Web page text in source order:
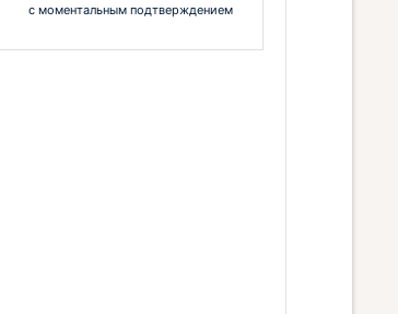
с моментальным подтверждением